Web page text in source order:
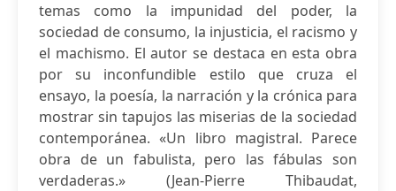
temas como la impunidad del poder, la
sociedad de consumo, la injusticia, el racismo y
el machismo. El autor se destaca en esta obra
por su inconfundible estilo que cruza el
ensayo, la poesía, la narración y la crónica para
mostrar sin tapujos las miserias de la sociedad
contemporánea. «Un libro magistral. Parece
obra de un fabulista, pero las fábulas son
verdaderas.» (Jean-Pierre Thibaudat,